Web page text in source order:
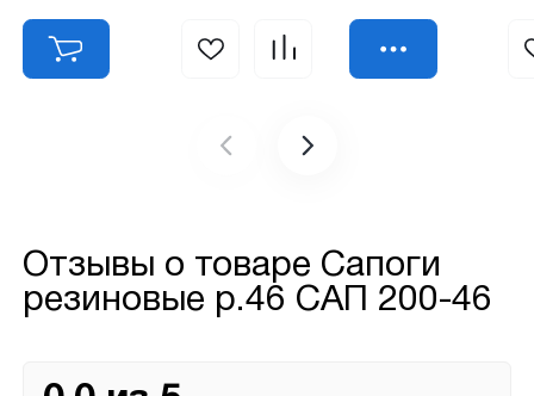
Отзывы о товаре Сапоги
резиновые р.46 САП 200-46